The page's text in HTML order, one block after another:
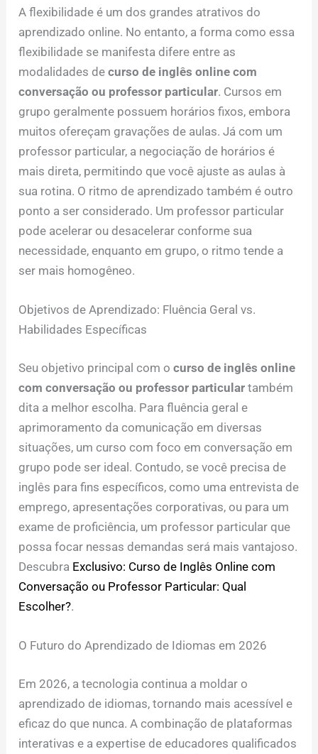
A flexibilidade é um dos grandes atrativos do
aprendizado online. No entanto, a forma como essa
flexibilidade se manifesta difere entre as
modalidades decurso de inglês online com
conversação ou professor particular. Cursos em
grupo geralmente possuem horários fixos, embora
muitos ofereçam gravações de aulas. Já com um
professor particular, a negociação de horários é
mais direta, permitindo que você ajuste as aulas à
sua rotina. O ritmo de aprendizado também é outro
ponto a ser considerado. Um professor particular
pode acelerar ou desacelerar conforme sua
necessidade, enquanto em grupo, o ritmo tende a
ser mais homogêneo.
Objetivos de Aprendizado: Fluência Geral vs.
Habilidades Específicas
Seu objetivo principal com ocurso de inglês online
com conversação ou professor particular também
dita a melhor escolha. Para fluência geral e
aprimoramento da comunicação em diversas
situações, um curso com foco em conversação em
grupo pode ser ideal. Contudo, se você precisa de
inglês para fins específicos, como uma entrevista de
emprego, apresentações corporativas, ou para um
exame de proficiência, um professor particular que
possa focar nessas demandas será mais vantajoso.
Descubra Exclusivo: Curso de Inglês Online com
Conversação ou Professor Particular: Qual
Escolher?.
O Futuro do Aprendizado de Idiomas em 2026
Em 2026, a tecnologia continua a moldar o
aprendizado de idiomas, tornando mais acessível e
eficaz do que nunca. A combinação de plataformas
interativas e a expertise de educadores qualificados